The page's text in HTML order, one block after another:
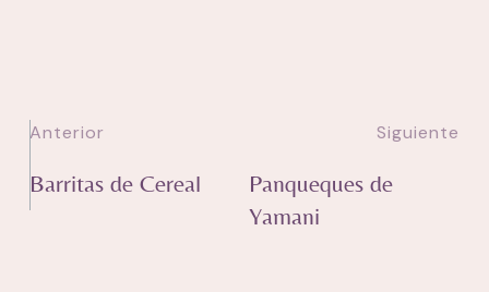
Anterior Siguiente
Barritas de Cereal
Panqueques de
Yamani